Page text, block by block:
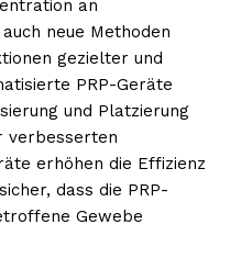
an
neue Methoden
gezielter und
PRP-Geräte
und Platzierung
verbesserten
erhöhen die Effizienz
dass die PRP-
Gewebe